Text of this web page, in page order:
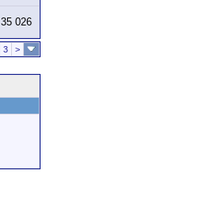
35 026
3 >